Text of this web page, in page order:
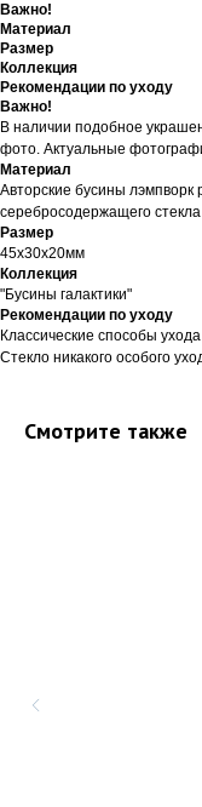
Важно!
Материал
Размер
Коллекция
Рекомендации по уходу
Важно!
В наличии подобное
фото. Актуальные
Материал
Авторские бусины лэмпворк
серебросодержащего
Размер
45х30х20мм
Коллекция
"Бусины галактики"
Рекомендации по уходу
Классические способы
Стекло никакого особого
Смотрите также